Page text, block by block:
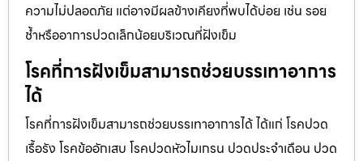
ความไม่ปลอดภัย แต่อาจมีผลข้างเคียงที่พบได้บ่อย เช่น รอย
ช้ำหรืออาการปวดเล็กน้อยบริเวณที่ฝังเข็ม
โรคที่การฝังเข็มสามารถช่วยบรรเทาอาการ
ได้
โรคที่การฝังเข็มสามารถช่วยบรรเทาอาการได้ ได้แก่ โรคปวด
เรื้อรัง โรคข้ออักเสบ โรคปวดหัวไมเกรน ปวดประจําเดือน ปวด